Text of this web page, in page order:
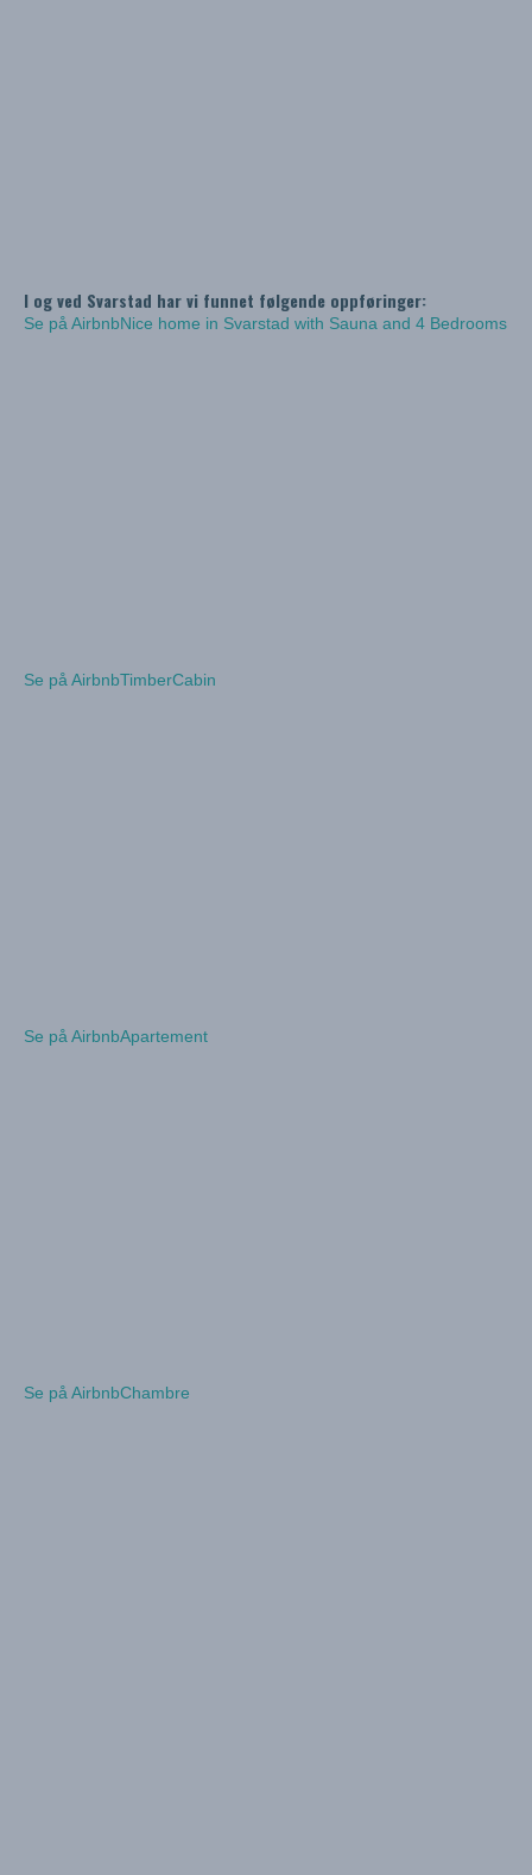
I og ved Svarstad har vi funnet følgende oppføringer:
Se på AirbnbNice home in Svarstad with Sauna and 4 Bedrooms
Se på AirbnbTimberCabin
Se på AirbnbApartement
Se på AirbnbChambre